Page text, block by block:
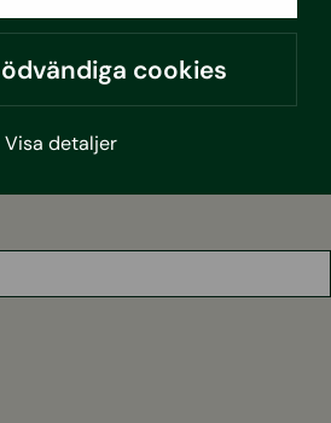
cookies
Visa detaljer